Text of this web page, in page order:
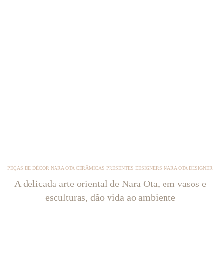
PEÇAS DE DÉCOR NARA OTA CERÂMICAS PRESENTES DESIGNERS NARA OTA DESIGNER
A delicada arte oriental de Nara Ota, em vasos e
esculturas, dão vida ao ambiente